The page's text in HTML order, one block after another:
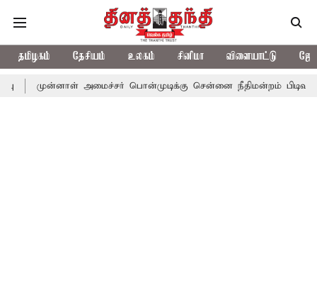
தமிழகம் தேசியம் உலகம் சினிமா விளையாட்டு
அமைச்சர் பொன்முடிக்கு சென்னை நீதிமன்றம் பிடிவாராண்ட்